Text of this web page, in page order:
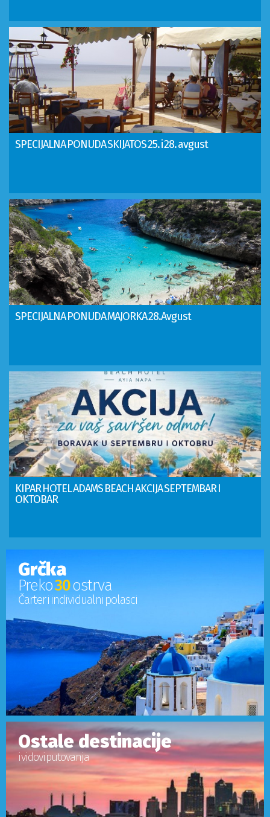
SPECIJALNA PONUDA SKIJATOS 25. i 28. avgust
SPECIJALNA PONUDA MAJORKA 28.Avgust
KIPAR HOTEL ADAMS BEACH AKCIJA SEPTEMBAR I
OKTOBAR
Grčka
Preko30ostrva
Čarter i individualni polasci
Ostale destinacije
i vidovi putovanja